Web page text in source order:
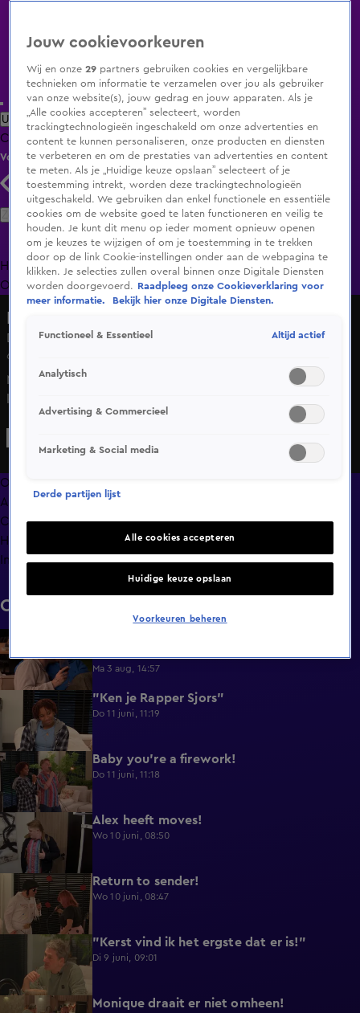
Uitzending Gemist Populaire programma's Zenders Genres
ClipsFilmsRadioSmart TV inlogShop
Volg KIJK
Zoeken
HomeUitzending Gemist Programma's De Bondgenoten
OranjezomerLivestreamsShop
De badboy in Martijn is ver te zoeken
6 juni 2024, 13:35
Martijn vraagt zich af hoe hij nou eens uit de friendzone
omdat vrouwen vaak een 'bad boy' willen en ze is van
Overzicht
Afleveringen
Clips
Hoe is het nu met?
Info
Clips
6:32
Ma 3 aug, 14:57
0:49 "Ken je Rapper Sjors"
Do 11 juni, 11:19
0:39 Baby you're a firework!
Do 11 juni, 11:18
0:43 Alex heeft moves!
Wo 10 juni, 08:50
0:36 Return to sender!
Wo 10 juni, 08:47
"Kerst vind ik het ergste dat er is!"
Di 9 juni, 09:01
0:29 Monique draait er niet omheen!
Jouw cookievoorkeuren
Wij en onze29 partners gebruiken cookies en vergelijkbare
technieken om informatie te verzamelen over jou als gebruiker
van onze website(s), jouw gedrag en jouw apparaten. Als je
„Alle cookies accepteren” selecteert, worden
trackingtechnologieën ingeschakeld om onze advertenties en
content te kunnen personaliseren, onze producten en diensten
te verbeteren en om de prestaties van advertenties en content
te meten. Als je „Huidige keuze opslaan” selecteert of je
toestemming intrekt, worden deze trackingtechnologieën
uitgeschakeld. We gebruiken dan enkel functionele en essentiële
cookies om de website goed te laten functioneren en veilig te
houden. Je kunt dit menu op ieder moment opnieuw openen
om je keuzes te wijzigen of om je toestemming in te trekken
door op de link Cookie-instellingen onder aan de webpagina te
klikken. Je selecties zullen overal binnen onze Digitale Diensten
worden doorgevoerd.
Raadpleeg onze Cookieverklaring voor
meer informatie.
Bekijk hier onze Digitale Diensten.
Functioneel & Essentieel Altijd actief
Analytisch
Advertising & Commercieel
Marketing & Social media
Derde partijen lijst
Alle cookies accepteren
Huidige keuze opslaan
Voorkeuren beheren